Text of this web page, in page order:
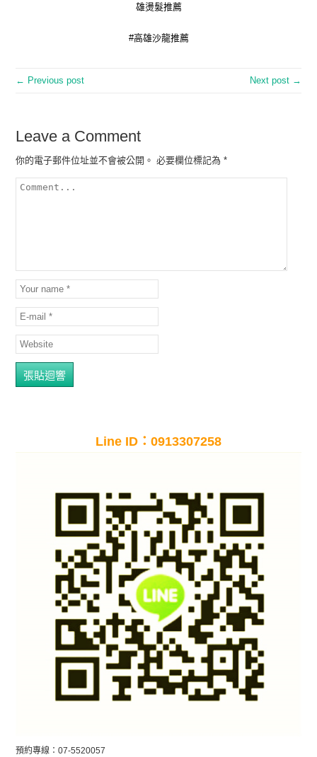
雄燙髮推薦
#高雄沙龍推薦
← Previous post Next post →
Leave a Comment
你的電子郵件位址並不會被公開。 必要欄位標記為*
Line ID：0913307258
預約專線：07-5520057